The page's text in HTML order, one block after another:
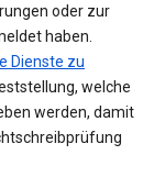
oder zur
haben.
Dienste zu
welche
werden, damit